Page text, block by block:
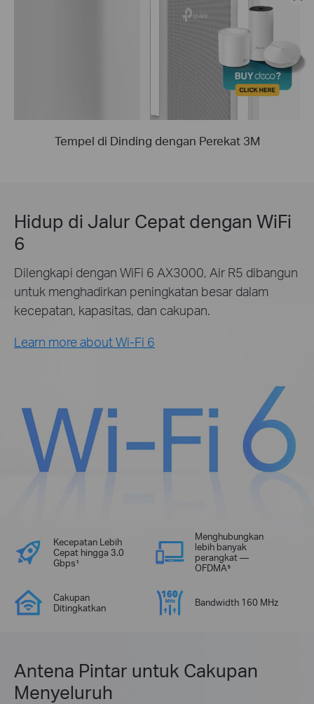
Tempel di Dinding dengan Perekat 3M
Hidup di Jalur Cepat dengan WiFi
6
Dilengkapi dengan WiFi 6 AX3000, Air R5 dibangun
untuk menghadirkan peningkatan besar dalam
kecepatan, kapasitas, dan cakupan.
Learn more about Wi-Fi 6
Kecepatan Lebih
Cepat hingga 3.0
Gbps¹
Menghubungkan
lebih banyak
perangkat —
OFDMA⁵
Cakupan
Ditingkatkan
Bandwidth 160 MHz
Antena Pintar untuk Cakupan
Menyeluruh